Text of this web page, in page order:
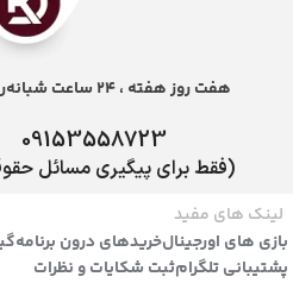
هفت روز هفته ، 24 ساعت شبانه‌روز پاسخگوی شما هستیم
09153558723
(فقط برای پیگیری مسائل
لینک های مفید
بازی های اورجینالخریدهای درون برنامه
پشتیبانی تلگرامثبت شکایات و نظرات